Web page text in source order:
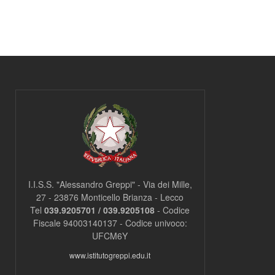
I.I.S.S. "Alessandro Greppi" - Via dei Mille,
27 - 23876 Monticello Brianza - Lecco
Tel039.9205701 / 039.9205108 - Codice
Fiscale 94003140137 - Codice univoco:
UFCM6Y
www.istitutogreppi.edu.it
"